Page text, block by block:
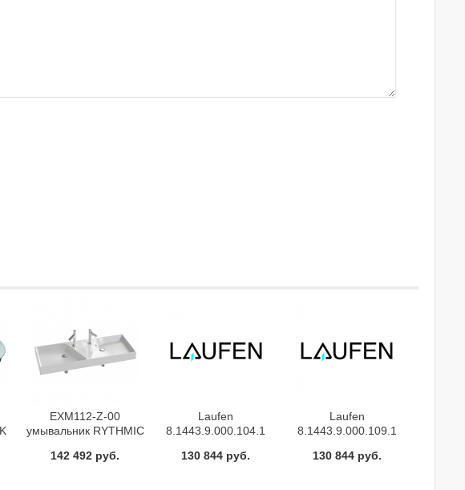
EXM112-Z-00
умывальник RYTHMIC
Jacob Delafon
142 492 руб.
Laufen
8.1443.9.000.104.1
168.5х48 (белый)
130 844 руб.
Laufen
8.1443.9.000.109.1
168.5х48 (белый)
130 844 руб.